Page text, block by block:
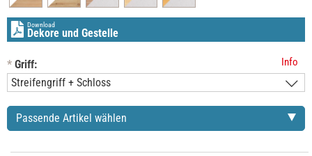
Download
Dekore und Gestelle
* Griff: Info
Passende Artikel wählen